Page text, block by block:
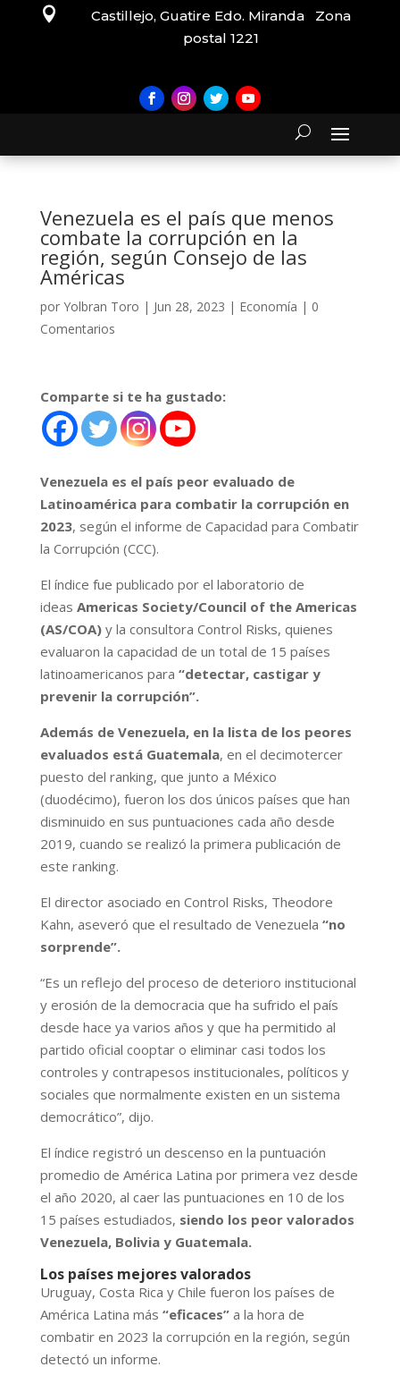

Castillejo, Guatire Edo. Miranda Zona
postal 1221
Venezuela es el país que menos
combate la corrupción en la
región, según Consejo de las
Américas
por Yolbran Toro | Jun 28, 2023 | Economía | 0
Comentarios
Comparte si te ha gustado:
Venezuela es el país peor evaluado de
Latinoamérica para combatir la corrupción en
2023, según el informe de Capacidad para Combatir
la Corrupción (CCC).
El índice fue publicado por el laboratorio de
ideas Americas Society/Council of the Americas
(AS/COA)y la consultora Control Risks, quienes
evaluaron la capacidad de un total de 15 países
latinoamericanos para “detectar, castigar y
prevenir la corrupción”.
Además de Venezuela, en la lista de los peores
evaluados está Guatemala, en el decimotercer
puesto del ranking, que junto a México
(duodécimo), fueron los dos únicos países que han
disminuido en sus puntuaciones cada año desde
2019, cuando se realizó la primera publicación de
este ranking.
El director asociado en Control Risks, Theodore
Kahn, aseveró que el resultado de Venezuela “no
sorprende”.
“Es un reflejo del proceso de deterioro institucional
y erosión de la democracia que ha sufrido el país
desde hace ya varios años y que ha permitido al
partido oficial cooptar o eliminar casi todos los
controles y contrapesos institucionales, políticos y
sociales que normalmente existen en un sistema
democrático”, dijo.
El índice registró un descenso en la puntuación
promedio de América Latina por primera vez desde
el año 2020, al caer las puntuaciones en 10 de los
15 países estudiados, siendo los peor valorados
Venezuela, Bolivia y Guatemala.
Los países mejores valorados
Uruguay, Costa Rica y Chile fueron los países de
América Latina más “eficaces”a la hora de
combatir en 2023 la corrupción en la región, según
detectó un informe.